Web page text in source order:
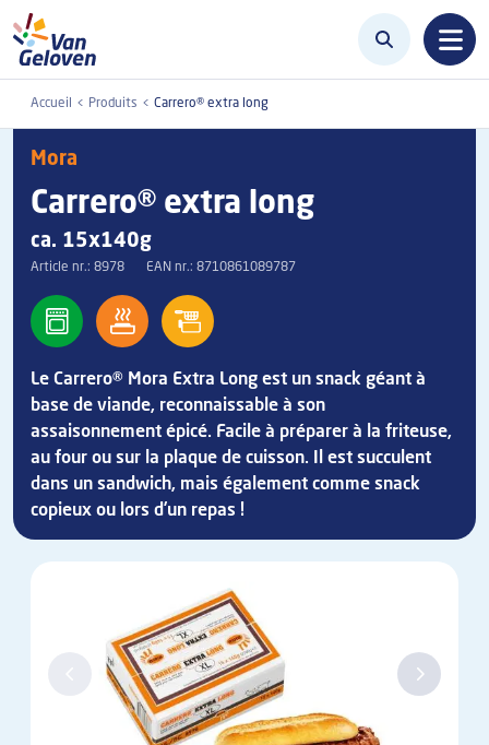
Aller au contenu principal
Accueil Produits Carrero® extra long
Mora
Carrero® extra long
ca. 15x140g
Article nr.: 8978 EAN nr.: 8710861089787
Le Carrero® Mora Extra Long est un snack géant à
base de viande, reconnaissable à son
assaisonnement épicé. Facile à préparer à la friteuse,
au four ou sur la plaque de cuisson. Il est succulent
dans un sandwich, mais également comme snack
copieux ou lors d’un repas !